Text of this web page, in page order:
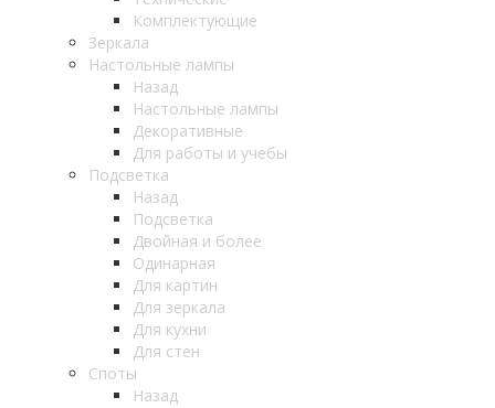
Комплектующие
Зеркала
Настольные лампы
Назад
Настольные лампы
Декоративные
Для работы и учебы
Подсветка
Назад
Подсветка
Двойная и более
Одинарная
Для картин
Для зеркала
Для кухни
Для стен
Споты
Назад